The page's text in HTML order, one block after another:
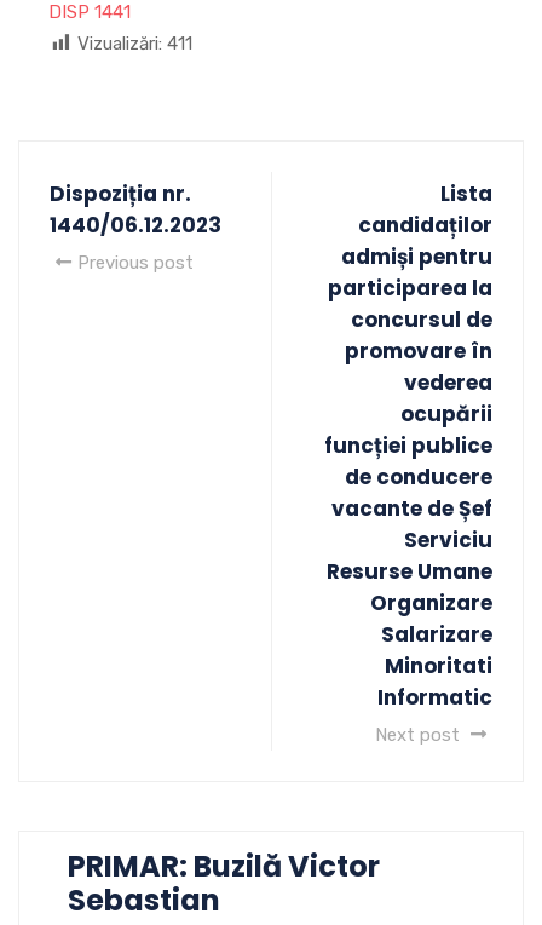
DISP 1441
Vizualizări: 411
Dispoziția nr.
1440/06.12.2023
Previous post
Lista
candidaților
admiși pentru
participarea la
concursul de
promovare în
vederea
ocupării
funcției publice
de conducere
vacante de Șef
Serviciu
Resurse Umane
Organizare
Salarizare
Minoritati
Informatic
Next post
PRIMAR: Buzilă Victor
Sebastian